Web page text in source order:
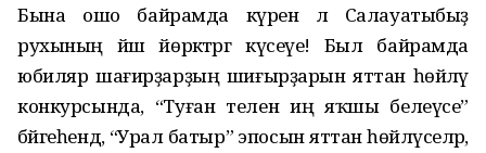
Бына ошо байрамда күренә лә Салауатыбыҙ
рухының йәш йөрәктәргә күсеүе! Был байрамда
юбиляр шағирҙарҙың шиғырҙарын яттан һөйләү
конкурсында, “Туған телен иң яҡшы белеүсе”
бәйгеһендә, “Урал батыр” эпосын яттан һөйләүселәр,